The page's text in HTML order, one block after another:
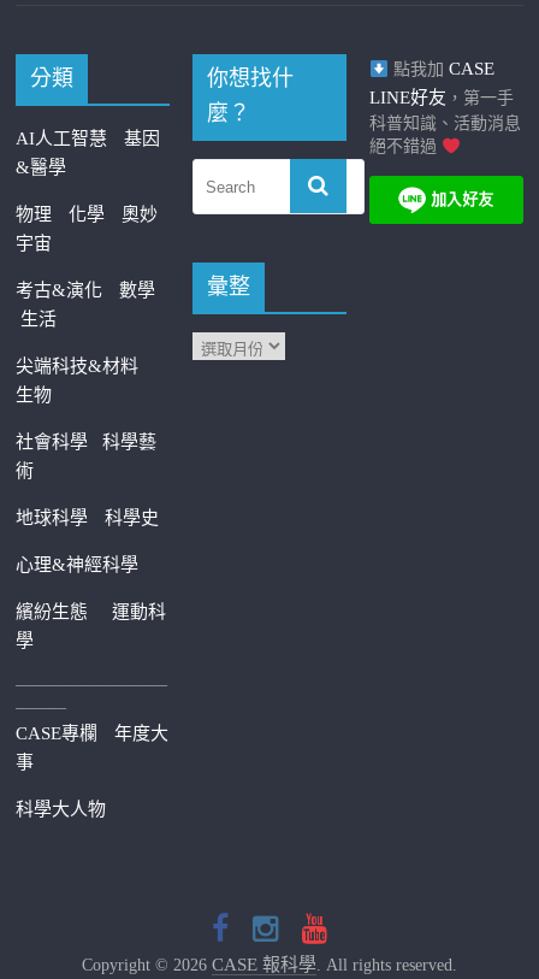
分類
AI人工智慧
基因
&醫學
物理 化學
奧妙
宇宙
考古&演化
數學
生活
尖端科技&材料
生物
社會科學科學藝
術
地球科學 科學史
心理&神經科學
繽紛生態運動科
學
—————————
———
CASE專欄
年度大
事
科學大人物
你想找什
麼？
彙整
點我加 CASE
LINE好友 ，第一手
科普知識、活動消息
絕不錯過
Copyright © 2026 CASE 報科學. All rights reserved.